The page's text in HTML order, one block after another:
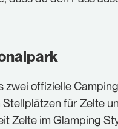
zwei offizielle
für Zelte
Zelte im Glamping